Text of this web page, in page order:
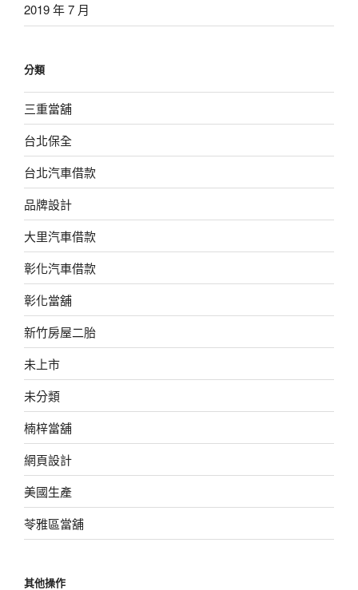
2019 年 7 月
分類
三重當舖
台北保全
台北汽車借款
品牌設計
大里汽車借款
彰化汽車借款
彰化當舖
新竹房屋二胎
未上市
未分類
楠梓當舖
網頁設計
美國生產
苓雅區當舖
其他操作